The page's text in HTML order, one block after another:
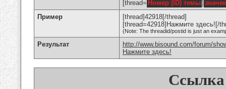
[thread= Номер (ID) темы]
Пример
[thread]42918[/thread]
[thread=42918]Нажмите здесь![/
(Note: The threadid/postid is just an
Результат
http://www.bisound.com/forum/
Нажмите здесь!
Ссылка